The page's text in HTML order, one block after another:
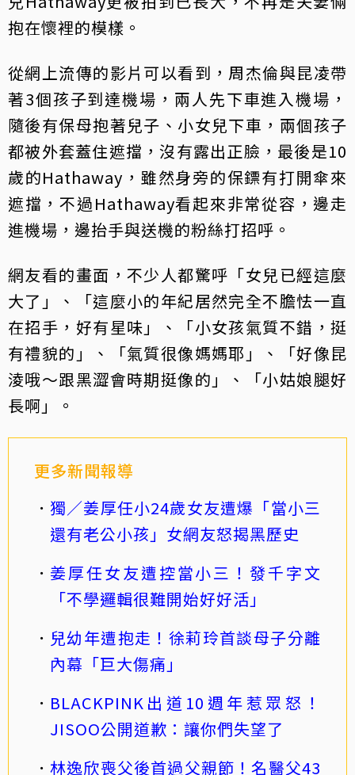
抱在懷裡的模樣。
從網上流傳的影片可以看到，周杰倫與昆凌帶
著3個孩子到達機場，兩人先下車進入機場，
隨後有保母抱著兒子、小女兒下車，兩個孩子
都被外套蓋住遮擋，沒有露出正臉，最後是10
歲的Hathaway，雖然身旁的保鏢有打開傘來
遮擋，不過Hathaway看起來非常從容，邊走
進機場，邊抬手與送機的粉絲打招呼。
網友看的畫面，不少人都驚呼「女兒已經這麼
大了」、「這麼小的年紀居然完全不膽怯一直
在招手，好有星味」、「小女孩氣質不錯，挺
有禮貌的」、「氣質很像媽媽耶」、「好像昆
淩哦～跟黑澀會時期挺像的」、「小姑娘腿好
長啊」。
更多新聞報導
獨／姜厚任小24歲女友遭爆「當小三
還有老公小孩」女網友怒揭黑歷史
姜厚任女友遭控當小三！發千字文
「不學邏輯很難開始好好活」
兒幼年遭抱走！徐莉玲首談母子分離
內幕「巨大傷痛」
BLACKPINK出道10週年惹眾怒！
JISOO公開道歉：讓你們失望了
林逸欣喪父後首過父親節！名醫父43